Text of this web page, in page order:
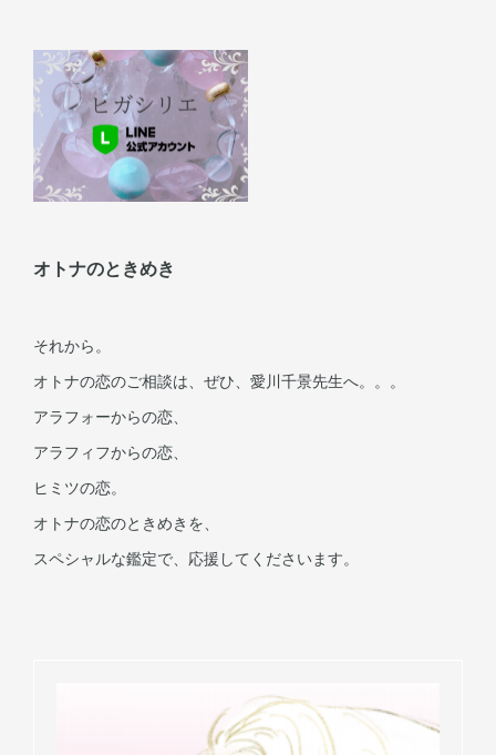
オトナのときめき
それから。
オトナの恋のご相談は、ぜひ、愛川千景先生へ。。。
アラフォーからの恋、
アラフィフからの恋、
ヒミツの恋。
オトナの恋のときめきを、
スペシャルな鑑定で、応援してくださいます。